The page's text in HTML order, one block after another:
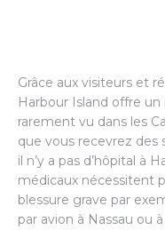
Grâce aux visiteurs et
Harbour Island offre
rarement vu dans les
que vous recevrez des
il n’y a pas d’hôpital à
médicaux nécessitent
blessure grave par
par avion à Nassau ou